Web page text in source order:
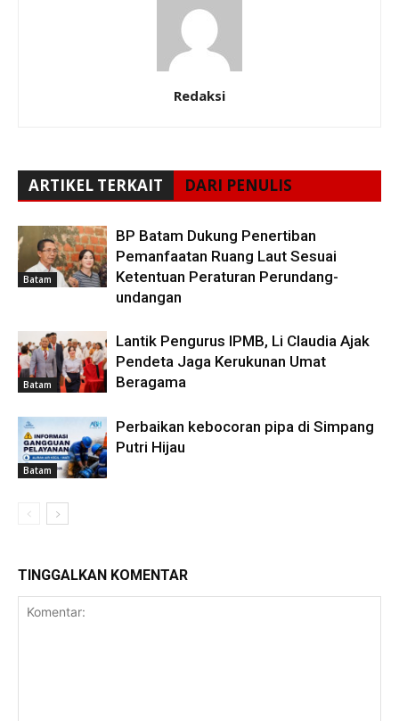
Redaksi
ARTIKEL TERKAIT DARI PENULIS
Batam
BP Batam Dukung Penertiban
Pemanfaatan Ruang Laut Sesuai
Ketentuan Peraturan Perundang-
undangan
Batam
Lantik Pengurus IPMB, Li Claudia Ajak
Pendeta Jaga Kerukunan Umat
Beragama
Batam
Perbaikan kebocoran pipa di Simpang
Putri Hijau
TINGGALKAN KOMENTAR